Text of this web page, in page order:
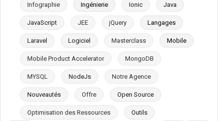
Infographie Ingénierie Ionic Java
JavaScript JEE jQuery Langages
Laravel Logiciel Masterclass Mobile
Mobile Product Accelerator MongoDB
MYSQL NodeJs Notre Agence
Nouveautés Offre Open Source
Optimisation des Ressources Outils